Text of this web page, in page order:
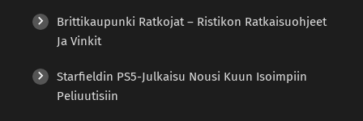
Brittikaupunki Ratkojat – Ristikon Ratkaisuohjeet
Ja Vinkit
Starfieldin PS5-Julkaisu Nousi Kuun Isoimpiin
Peliuutisiin